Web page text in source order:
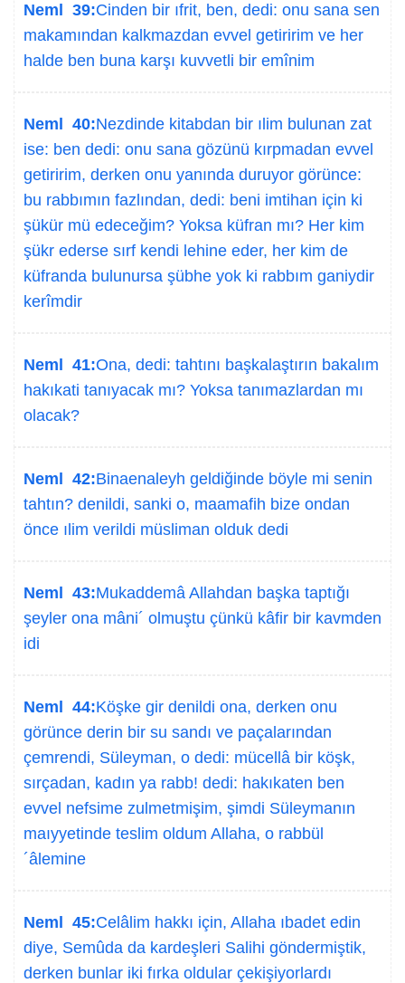
Neml 39:Cinden bir ıfrit, ben, dedi: onu sana sen
makamından kalkmazdan evvel getiririm ve her
halde ben buna karşı kuvvetli bir emînim
Neml 40:Nezdinde kitabdan bir ılim bulunan zat
ise: ben dedi: onu sana gözünü kırpmadan evvel
getiririm, derken onu yanında duruyor görünce:
bu rabbımın fazlından, dedi: beni imtihan için ki
şükür mü edeceğim? Yoksa küfran mı? Her kim
şükr ederse sırf kendi lehine eder, her kim de
küfranda bulunursa şübhe yok ki rabbım ganiydir
kerîmdir
Neml 41:Ona, dedi: tahtını başkalaştırın bakalım
hakıkati tanıyacak mı? Yoksa tanımazlardan mı
olacak?
Neml 42:Binaenaleyh geldiğinde böyle mi senin
tahtın? denildi, sanki o, maamafih bize ondan
önce ılim verildi müsliman olduk dedi
Neml 43:Mukaddemâ Allahdan başka taptığı
şeyler ona mâni´ olmuştu çünkü kâfir bir kavmden
idi
Neml 44:Köşke gir denildi ona, derken onu
görünce derin bir su sandı ve paçalarından
çemrendi, Süleyman, o dedi: mücellâ bir köşk,
sırçadan, kadın ya rabb! dedi: hakıkaten ben
evvel nefsime zulmetmişim, şimdi Süleymanın
maıyyetinde teslim oldum Allaha, o rabbül
´âlemine
Neml 45:Celâlim hakkı için, Allaha ıbadet edin
diye, Semûda da kardeşleri Salihi göndermiştik,
derken bunlar iki fırka oldular çekişiyorlardı